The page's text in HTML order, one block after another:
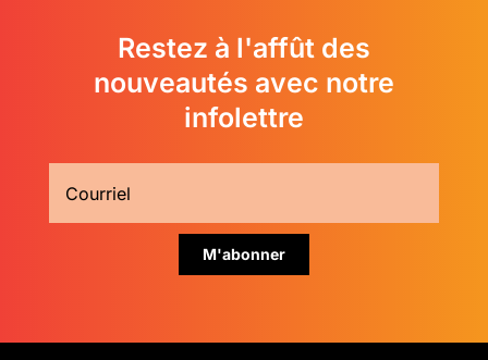
Restez à l'affût des
nouveautés avec notre
infolettre